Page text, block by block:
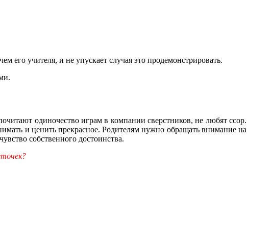
его учителя, и не упускает случая это продемонстрировать.
одиночество играм в компании сверстников, не любят ссор.
и ценить прекрасное. Родителям нужно обращать внимание на
собственного достоинства.